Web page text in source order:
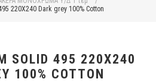
220X240 Dark grey 100% Cotton
SOLID 495 220X240
100% COTTON